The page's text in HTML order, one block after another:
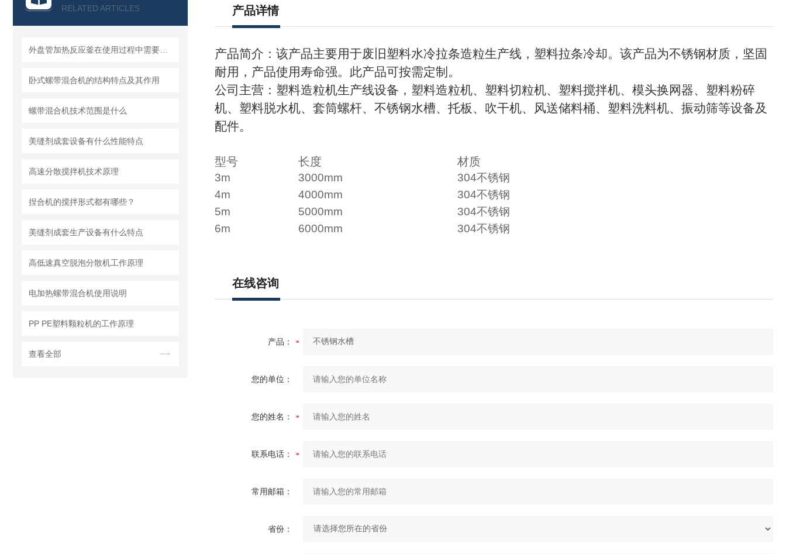
RELATED ARTICLES
卧式螺带混合机的结构特点及其作用
螺带混合机技术范围是什么
美缝剂成套设备有什么性能特点
高速分散搅拌机技术原理
捏合机的搅拌形式都有哪些？
美缝剂成套生产设备有什么特点
高低速真空脱泡分散机工作原理
电加热螺带混合机使用说明
PP PE塑料颗粒机的工作原理
查看全部
产品详情
产品简介：该产品主要用于废旧塑料水冷拉条造粒生产线，塑料拉条冷却。该产品为不锈钢材质，坚固
耐用，产品使用寿命强。此产品可按需定制。
公司主营：塑料造粒机生产线设备，塑料造粒机、塑料切粒机、塑料搅拌机、模头换网器、塑料粉碎
机、塑料脱水机、套筒螺杆、不锈钢水槽、托板、吹干机、风送储料桶、塑料洗料机、振动筛等设备及
配件。
型号 长度 材质
3m 3000mm
304不锈钢
4m
4000mm
304不锈钢
5m
5000mm
304不锈钢
6m
6000mm 304不锈钢
在线咨询
产品：
您的单位：
您的姓名：
联系电话：
常用邮箱：
省份：